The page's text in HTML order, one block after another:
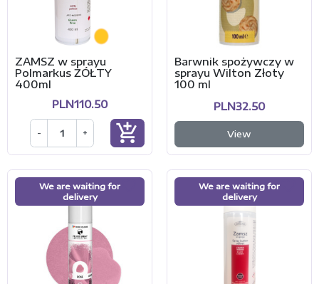
ZAMSZ w sprayu
Polmarkus ŻÓŁTY
400ml
PLN110.50
- + add_shopping_cart
Barwnik spożywczy w
sprayu Wilton Złoty
100 ml
PLN32.50
View
We are waiting for
delivery
We are waiting for
delivery